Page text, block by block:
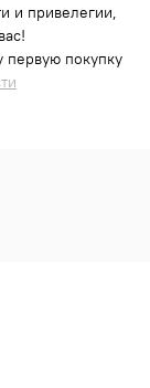
и привелегии,
первую покупку